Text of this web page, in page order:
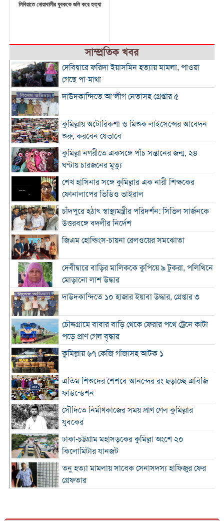
লিবিয়াতে নোয়াখালীর যুবককে গুলি করে হত্যা
সাম্প্রতিক খবর
দেবিদ্বারে ফরিদা ইয়াসমিন হত্যায় মামলা, পাওয়া
গেছে পা-মাথা
দাউদকান্দিতে আ’লীগ নেতাসহ গ্রেপ্তার ৫
কুমিল্লায় অটোরিকশা ও মিশুক লাইসেন্সের আবেদন
শুরু, করবেন যেভাবে
কুমিল্লা নগরীতে একসঙ্গে পাঁচ সন্তানের জন্ম, ২৪
ঘণ্টায় চারজনের মৃত্যু
শেখ হাসিনার সঙ্গে কুমিল্লার এক নারী শিক্ষকের
ফোনালাপের ভিডিও ভাইরাল
চাঁদপুরে হঠাৎ স্বাস্থ্যমন্ত্রীর পরিদর্শন: সিভিল সার্জনকে
উত্তরবঙ্গে বদলীর নির্দেশ
জিএম হোল্ডিংস-চায়না রেলওয়ের সমঝোতা
দেবীদ্বারে বাড়ির মালিককে কুপিয়ে ৯ টুকরা, পলিথিনে
মোড়ানো লাশ উদ্ধার
দাউদকান্দিতে ১০ হাজার ইয়াবা উদ্ধার, গ্রেপ্তার ৩
চৌদ্দগ্রামে বাবার বাড়ি থেকে ফেরার পথে ট্রেনে কাটা
পড়ে প্রাণ গেল বৃদ্ধার
কুমিল্লায় ৬৭ কেজি গাঁজাসহ আটক ১
এতিম শিশুদের শৈশবে আনন্দের রং ছড়াচ্ছে এবিজি
ফাউন্ডেশন
সৌদিতে নির্মাণকাজের সময় প্রাণ গেল কুমিল্লার
যুবকের
ঢাকা-চট্টগ্রাম মহাসড়কের কুমিল্লা অংশে ২০
কিলোমিটার যানজট
তনু হত্যা মামলায় সাবেক সেনাসদস্য হাফিজুর ফের
গ্রেফতার